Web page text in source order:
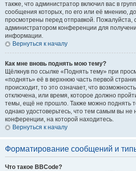
также, что администратор включил вас в
сообщения которых, по его или её мнению,
просмотрены перед отправкой. Пожалуйста,
администратором конференции для
информации.
Вернуться к началу
Как мне вновь поднять мою тему?
Щёлкнув по ссылке «Поднять тему» при
«поднять» её в верхнюю часть первой
происходит, то это означает, что
отключена, или время, которое должно
темы, ещё не прошло. Также можно поднять
однако удостоверьтесь, что тем самым вы
конференции, на которой находитесь.
Вернуться к началу
Форматирование сообщений и
Что такое BBCode?